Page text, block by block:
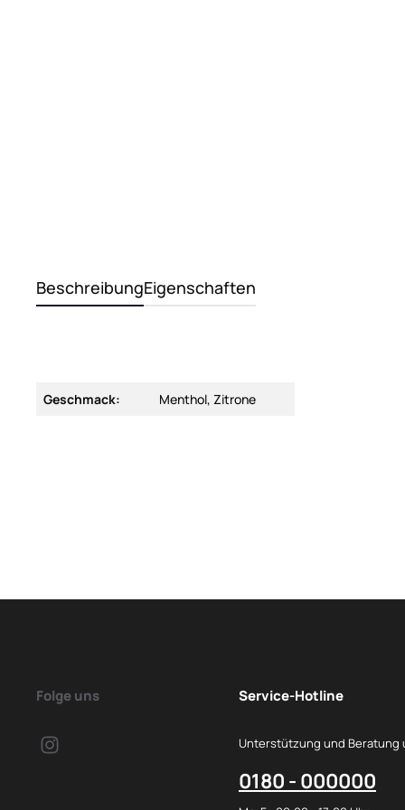
BeschreibungEigenschaften
Geschmack: Menthol, Zitrone
Folge uns Service-Hotline
Unterstützung und Beratung
0180 - 000000